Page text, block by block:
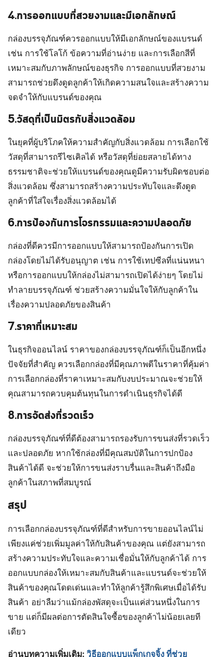
4.การออกแบบที่สวยงามและมีเอกลักษณ์
กล่องบรรจุภัณฑ์ควรออกแบบให้มีเอกลักษณ์ของแบรนด์
เช่น การใช้โลโก้ ข้อความที่อ่านง่าย และการเลือกสีที่
เหมาะสมกับภาพลักษณ์ของธุรกิจ การออกแบบที่สวยงาม
สามารถช่วยดึงดูดลูกค้าให้เกิดความสนใจและสร้างความ
จดจำให้กับแบรนด์ของคุณ
5.วัสดุที่เป็นมิตรกับสิ่งแวดล้อม
ในยุคที่ผู้บริโภคให้ความสำคัญกับสิ่งแวดล้อม การเลือกใช้
วัสดุที่สามารถรีไซเคิลได้ หรือวัสดุที่ย่อยสลายได้ทาง
ธรรมชาติจะช่วยให้แบรนด์ของคุณดูมีความรับผิดชอบต่อ
สิ่งแวดล้อม ซึ่งสามารถสร้างความประทับใจและดึงดูด
ลูกค้าที่ใส่ใจเรื่องสิ่งแวดล้อมได้
6.การป้องกันการโจรกรรมและความปลอดภัย
กล่องที่ดีควรมีการออกแบบให้สามารถป้องกันการเปิด
กล่องโดยไม่ได้รับอนุญาต เช่น การใช้เทปซีลที่แน่นหนา
หรือการออกแบบให้กล่องไม่สามารถเปิดได้ง่ายๆ โดยไม่
ทำลายบรรจุภัณฑ์ ช่วยสร้างความมั่นใจให้กับลูกค้าใน
เรื่องความปลอดภัยของสินค้า
7.ราคาที่เหมาะสม
ในธุรกิจออนไลน์ ราคาของกล่องบรรจุภัณฑ์ก็เป็นอีกหนึ่ง
ปัจจัยที่สำคัญ ควรเลือกกล่องที่มีคุณภาพดีในราคาที่คุ้มค่า
การเลือกกล่องที่ราคาเหมาะสมกับงบประมาณจะช่วยให้
คุณสามารถควบคุมต้นทุนในการดำเนินธุรกิจได้ดี
8.การจัดส่งที่รวดเร็ว
กล่องบรรจุภัณฑ์ที่ดีต้องสามารถรองรับการขนส่งที่รวดเร็ว
และปลอดภัย หากใช้กล่องที่มีคุณสมบัติในการปกป้อง
สินค้าได้ดี จะช่วยให้การขนส่งราบรื่นและสินค้าถึงมือ
ลูกค้าในสภาพที่สมบูรณ์
สรุป
การเลือกกล่องบรรจุภัณฑ์ที่ดีสำหรับการขายออนไลน์ไม่
เพียงแค่ช่วยเพิ่มมูลค่าให้กับสินค้าของคุณ แต่ยังสามารถ
สร้างความประทับใจและความเชื่อมั่นให้กับลูกค้าได้ การ
ออกแบบกล่องให้เหมาะสมกับสินค้าและแบรนด์จะช่วยให้
สินค้าของคุณโดดเด่นและทำให้ลูกค้ารู้สึกพิเศษเมื่อได้รับ
สินค้า อย่าลืมว่าแม้กล่องพัสดุจะเป็นแค่ส่วนหนึ่งในการ
ขาย แต่ก็มีผลต่อการตัดสินใจซื้อของลูกค้าไม่น้อยเลยที
เดียว
อ่านบทความเพิ่มเติม: วิธีออกแบบแพ็กเกจจิ้ง ที่ช่วย